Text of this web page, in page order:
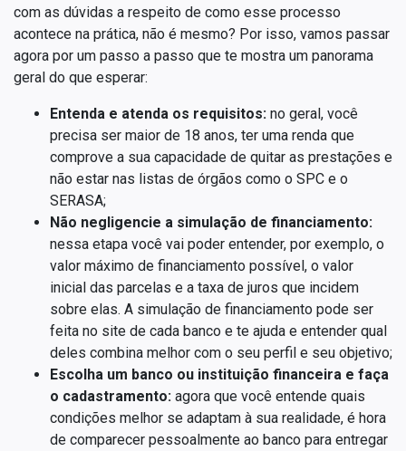
com as dúvidas a respeito de como esse processo
acontece na prática, não é mesmo? Por isso, vamos passar
agora por um passo a passo que te mostra um panorama
geral do que esperar:
Entenda e atenda os requisitos: no geral, você
precisa ser maior de 18 anos, ter uma renda que
comprove a sua capacidade de quitar as prestações e
não estar nas listas de órgãos como o SPC e o
SERASA;
Não negligencie a simulação de financiamento:
nessa etapa você vai poder entender, por exemplo, o
valor máximo de financiamento possível, o valor
inicial das parcelas e a taxa de juros que incidem
sobre elas. A simulação de financiamento pode ser
feita no site de cada banco e te ajuda e entender qual
deles combina melhor com o seu perfil e seu objetivo;
Escolha um banco ou instituição financeira e faça
o cadastramento: agora que você entende quais
condições melhor se adaptam à sua realidade, é hora
de comparecer pessoalmente ao banco para entregar